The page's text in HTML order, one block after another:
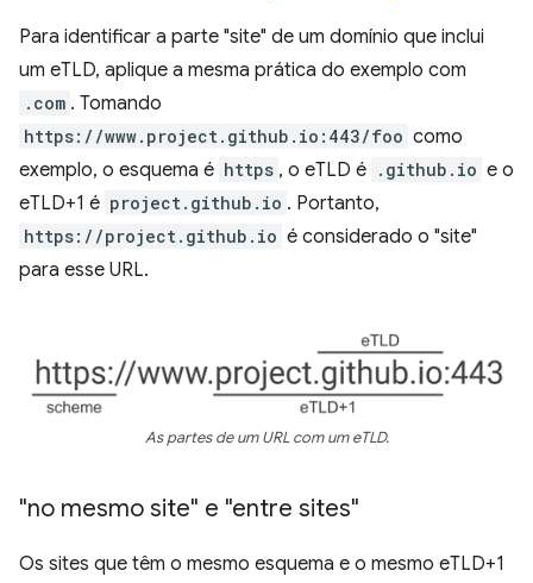
Para identificar a parte "site" de um domínio que inclui
um eTLD, aplique a mesma prática do exemplo com
.com . Tomando
https://www.project.github.io:443/foo como
exemplo, o esquema é https , o eTLD é .github.io e o
eTLD+1 é project.github.io . Portanto,
https://project.github.io é considerado o "site"
para esse URL.
As partes de um URL com um eTLD.
"no mesmo site" e "entre sites"
Os sites que têm o mesmo esquema e o mesmo eTLD+1